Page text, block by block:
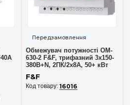
Обмежувач потужності OM-
630-2 F&F, трифазний 3х150-
380В+N, 2ПК/2x8А, 50+ кВт
F&F
16016